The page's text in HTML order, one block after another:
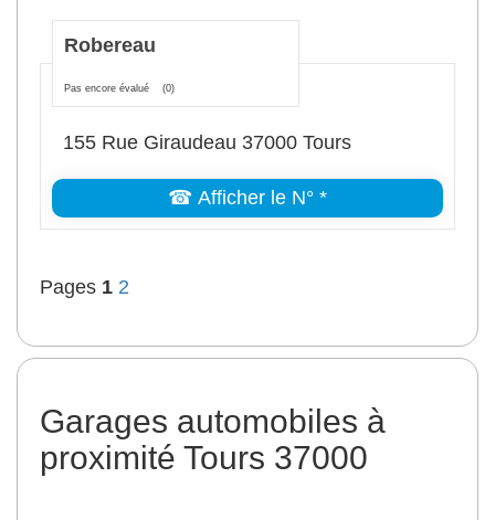
Robereau
Pas encore évalué (0)
155 Rue Giraudeau 37000 Tours
☎ Afficher le N° *
Pages 1 2
Garages automobiles à
proximité Tours 37000